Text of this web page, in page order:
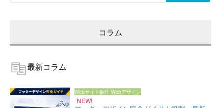
コラム
最新コラム
Webサイト制作 Webデザイン
NEW!